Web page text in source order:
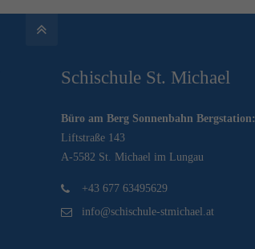
Schischule St. Michael
Büro am Berg Sonnenbahn Bergstation:
Liftstraße 143
A-5582 St. Michael im Lungau
+43 677 63495629
info@schischule-stmichael.at